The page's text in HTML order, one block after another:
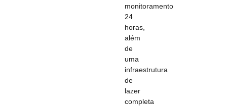
monitoramento
24
horas,
além
de
uma
infraestrutura
de
lazer
completa